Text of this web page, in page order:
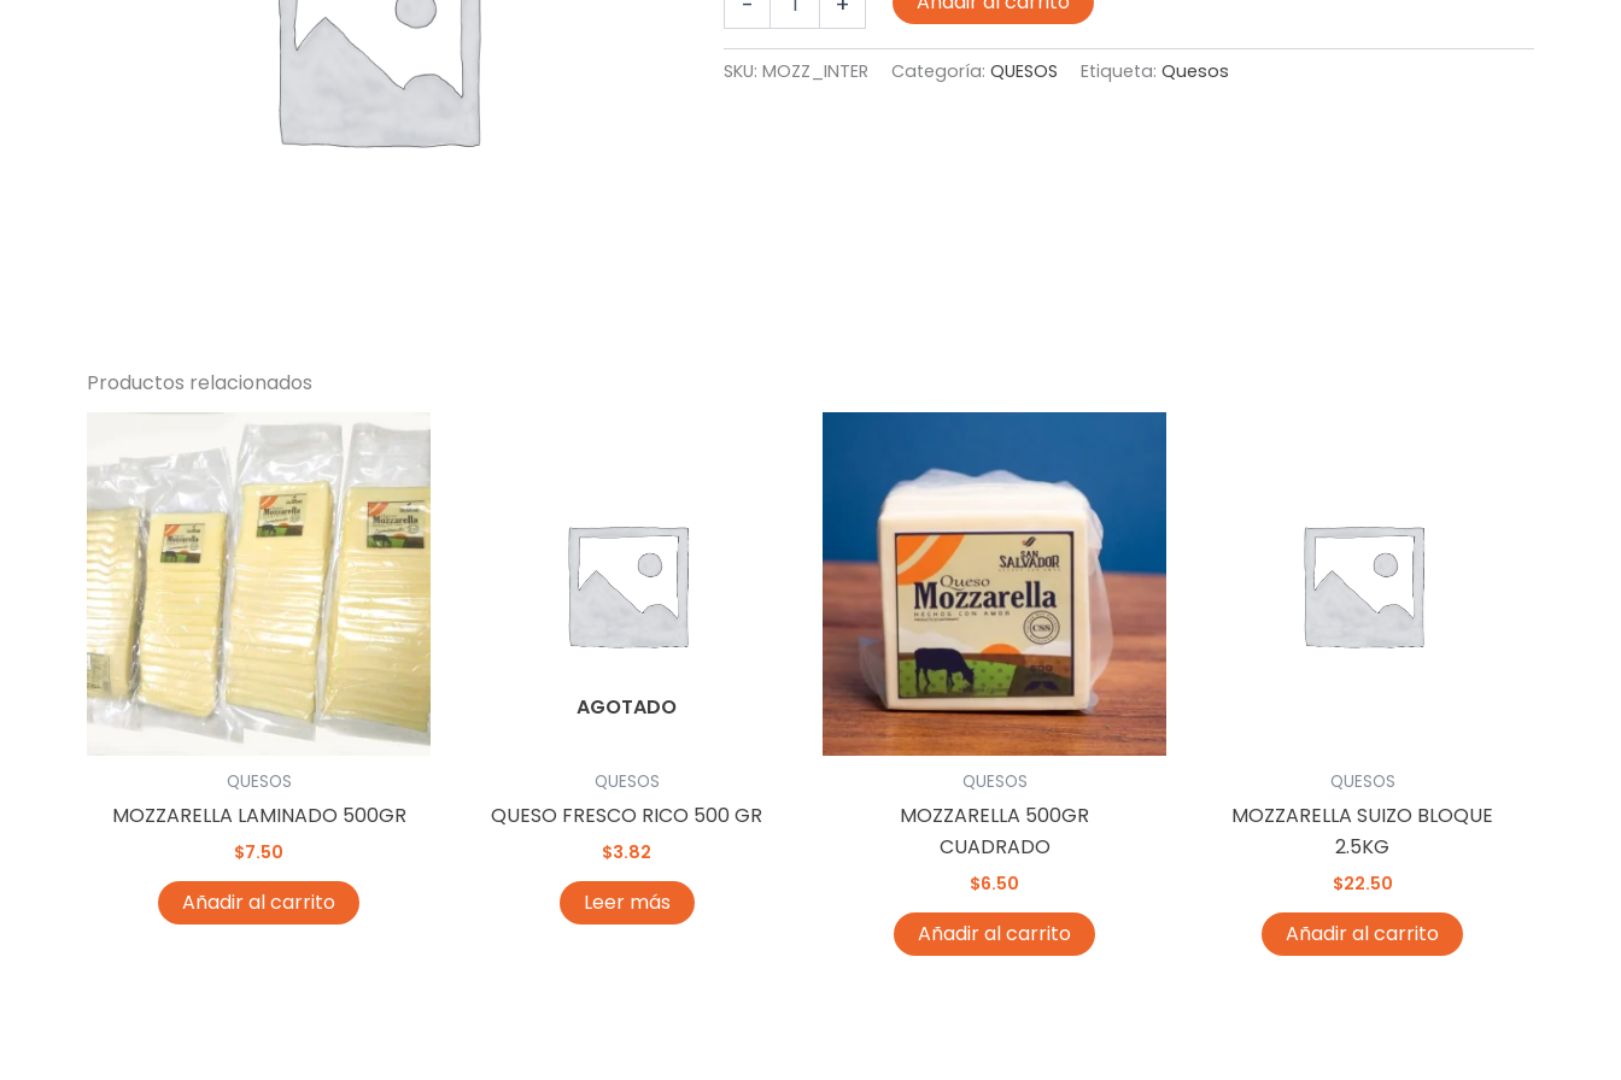
INTERANDINO
2.5KG
SKU: MOZZ_INTER Categoría: QUESOS Etiqueta: Quesos
Productos relacionados
QUESOS
MOZZARELLA LAMINADO 500GR
$7.50
Añadir al carrito
AGOTADO
QUESOS
QUESO FRESCO RICO 500 GR
$3.82
Leer más
QUESOS
MOZZARELLA 500GR
CUADRADO
$6.50
Añadir al carrito
QUESOS
MOZZARELLA SUIZO BLOQUE
2.5KG
$22.50
Añadir al carrito